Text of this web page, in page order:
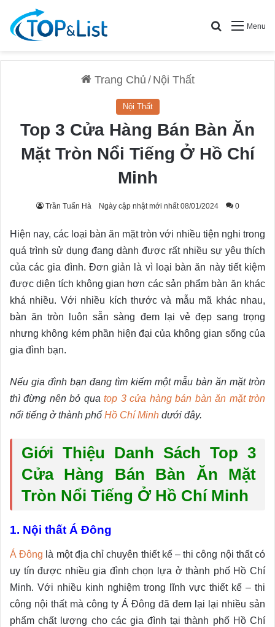
Menu
Search for
Trang Chủ / Nội Thất
Nội Thất
Top 3 Cửa Hàng Bán Bàn Ăn
Mặt Tròn Nổi Tiếng Ở Hồ Chí
Minh
Trần Tuấn Hà Ngày cập nhật mới nhất 08/01/2024 0
Hiện nay, các loại bàn ăn mặt tròn với nhiều tiện nghi trong
quá trình sử dụng đang dành được rất nhiều sự yêu thích
của các gia đình. Đơn giản là vì loại bàn ăn này tiết kiệm
được diện tích không gian hơn các sản phẩm bàn ăn khác
khá nhiều. Với nhiều kích thước và mẫu mã khác nhau,
bàn ăn tròn luôn sẵn sàng đem lại vẻ đẹp sang trọng
nhưng không kém phần hiện đại của không gian sống của
gia đình bạn.
Nếu gia đình bạn đang tìm kiếm một mẫu bàn ăn mặt tròn
thì đừng nên bỏ quatop 3 cửa hàng bán bàn ăn mặt tròn
nổi tiếng ở thành phố Hồ Chí Minh dưới đây.
Giới Thiệu Danh Sách Top 3
Cửa Hàng Bán Bàn Ăn Mặt
Tròn Nổi Tiếng Ở Hồ Chí Minh
1. Nội thất Á Đông
Á Đông là một địa chỉ chuyên thiết kế – thi công nội thất có
uy tín được nhiều gia đình chọn lựa ở thành phố Hồ Chí
Minh. Với nhiều kinh nghiệm trong lĩnh vực thiết kế – thi
công nội thất mà công ty Á Đông đã đem lại lại nhiều sản
phẩm chất lượng cho các gia đình tại thành phố Hồ Chí